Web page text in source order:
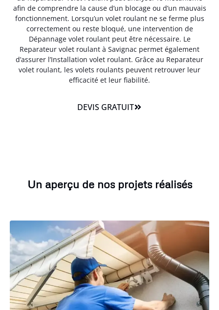
afin de comprendre la cause d’un blocage ou d’un mauvais
fonctionnement. Lorsqu’un volet roulant ne se ferme plus
correctement ou reste bloqué, une intervention de
Dépannage volet roulant peut être nécessaire. Le
Reparateur volet roulant à Savignac permet également
d’assurer l’Installation volet roulant. Grâce au Reparateur
volet roulant, les volets roulants peuvent retrouver leur
efficacité et leur fiabilité.
DEVIS GRATUIT
Un aperçu de nos projets réalisés